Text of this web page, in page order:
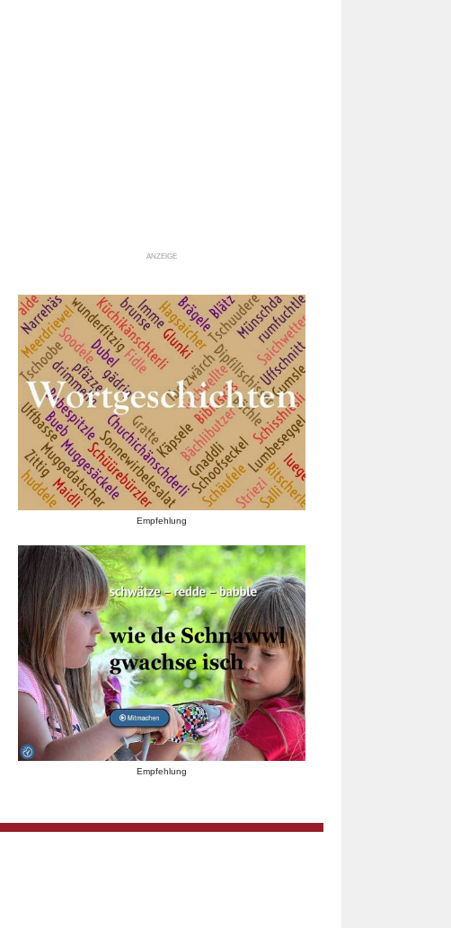
ANZEIGE
Empfehlung
Empfehlung